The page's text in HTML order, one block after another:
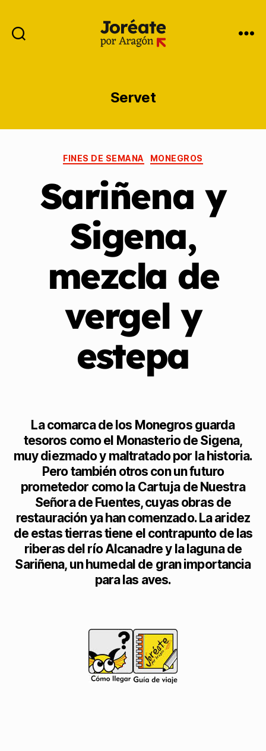
Servet
FINES DE SEMANA MONEGROS
Sariñena y
Sigena,
mezcla de
vergel y
estepa
La comarca de los Monegros guarda
tesoros como el Monasterio de Sigena,
muy diezmado y maltratado por la historia.
Pero también otros con un futuro
prometedor como la Cartuja de Nuestra
Señora de Fuentes, cuyas obras de
restauración ya han comenzado. La aridez
de estas tierras tiene el contrapunto de las
riberas del río Alcanadre y la laguna de
Sariñena, un humedal de gran importancia
para las aves.